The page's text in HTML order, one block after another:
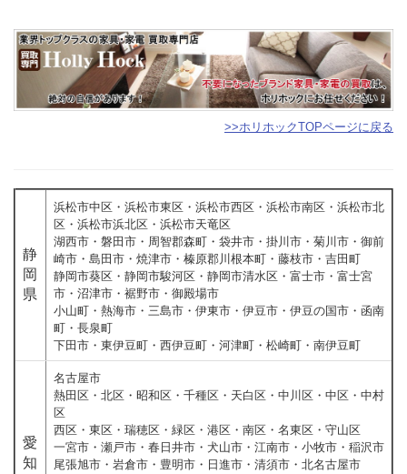
>>ホリホックTOPページに戻る
静
岡
県
浜松市中区・浜松市東区・浜松市西区・浜松市南区・浜松市北
区・浜松市浜北区・浜松市天竜区
湖西市・磐田市・周智郡森町・袋井市・掛川市・菊川市・御前
崎市・島田市・焼津市・榛原郡川根本町・藤枝市・吉田町
静岡市葵区・静岡市駿河区・静岡市清水区・富士市・富士宮
市・沼津市・裾野市・御殿場市
小山町・熱海市・三島市・伊東市・伊豆市・伊豆の国市・函南
町・長泉町
下田市・東伊豆町・西伊豆町・河津町・松崎町・南伊豆町
愛
知
名古屋市
熱田区・北区・昭和区・千種区・天白区・中川区・中区・中村
区
西区・東区・瑞穂区・緑区・港区・南区・名東区・守山区
一宮市・瀬戸市・春日井市・犬山市・江南市・小牧市・稲沢市
尾張旭市・岩倉市・豊明市・日進市・清須市・北名古屋市